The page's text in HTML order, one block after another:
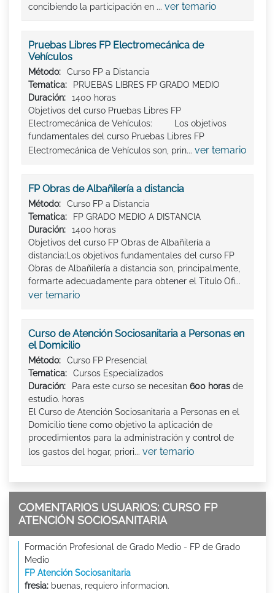
concibiendo la participación en ... ver temario
Pruebas Libres FP Electromecánica de
Vehículos
Método:
Curso FP a Distancia
Tematica:
PRUEBAS LIBRES FP GRADO MEDIO
Duración:
1400 horas
Objetivos del curso Pruebas Libres FP
Electromecánica de Vehículos: Los objetivos
fundamentales del curso Pruebas Libres FP
Electromecánica de Vehículos son, prin... ver temario
FP Obras de Albañilería a distancia
Método:
Curso FP a Distancia
Tematica:
FP GRADO MEDIO A DISTANCIA
Duración:
1400 horas
Objetivos del curso FP Obras de Albañilería a
distancia:Los objetivos fundamentales del curso FP
Obras de Albañilería a distancia son, principalmente,
formarte adecuadamente para obtener el Titulo Ofi...
ver temario
Curso de Atención Sociosanitaria a Personas en
el Domicilio
Método:
Curso FP Presencial
Tematica:
Cursos Especializados
Duración:
Para este curso se necesitan 600 horas de
estudio. horas
El Curso de Atención Sociosanitaria a Personas en el
Domicilio tiene como objetivo la aplicación de
procedimientos para la administración y control de
los gastos del hogar, priori... ver temario
COMENTARIOS USUARIOS: CURSO FP
ATENCIÓN SOCIOSANITARIA
Formación Profesional de Grado Medio - FP de Grado
Medio
FP Atención Sociosanitaria
fresia: buenas, requiero informacion.